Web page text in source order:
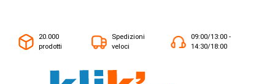
20.000
prodotti
Spedizioni
veloci
09:00/13:00 -
14:30/18:00